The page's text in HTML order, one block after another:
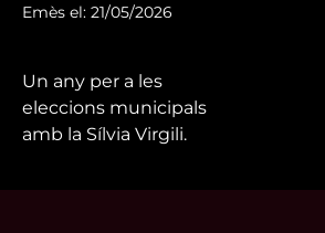
Emès el: 21/05/2026
Un any per a les
eleccions municipals
amb la Sílvia Virgili.